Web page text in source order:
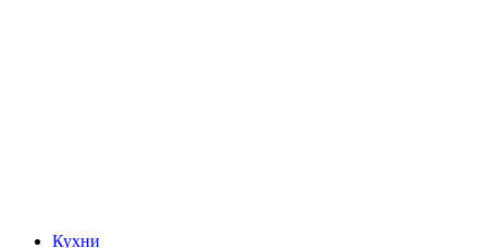
Кухни